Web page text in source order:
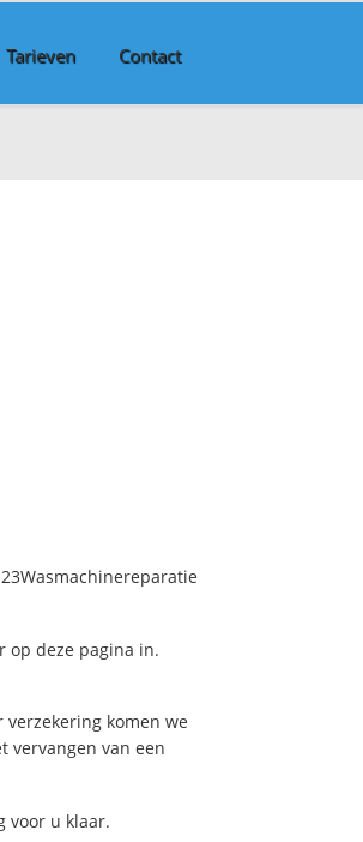
Tarieven Contact
op deze pagina in.
komen we
vervangen van een
voor u klaar.